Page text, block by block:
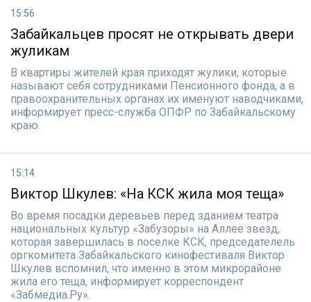
15:56
Забайкальцев просят не открывать двери
жуликам
В квартиры жителей края приходят жулики, которые
называют себя сотрудниками Пенсионного фонда, а в
правоохранительных органах их именуют наводчиками,
информирует пресс-служба ОПФР по Забайкальскому
краю.
15:14
Виктор Шкулев: «На КСК жила моя теща»
Во время посадки деревьев перед зданием театра
национальных культур «Забузоры» на Аллее звезд,
которая завершилась в поселке КСК, председателель
оргкомитета Забайкальского кинофестиваля Виктор
Шкулев вспомнил, что именно в этом микрорайоне
жила его теща, информирует корреспондент
«Забмедиа.Ру».